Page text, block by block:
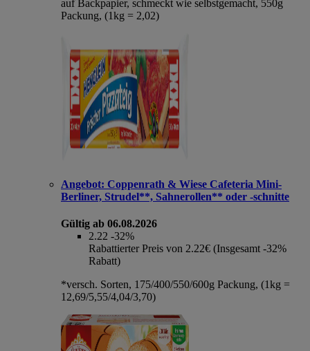
auf Backpapier, schmeckt wie selbstgemacht, 550g
Packung, (1kg = 2,02)
Angebot: Coppenrath & Wiese Cafeteria Mini-
Berliner, Strudel**, Sahnerollen** oder -schnitte
Gültig ab 06.08.2026
2.22 -32%
Rabattierter Preis von 2.22€ (Insgesamt -32%
Rabatt)
*versch. Sorten, 175/400/550/600g Packung, (1kg =
12,69/5,55/4,04/3,70)